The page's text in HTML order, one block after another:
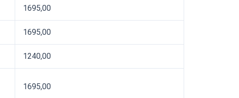
1695,00
1695,00
1240,00
1695,00